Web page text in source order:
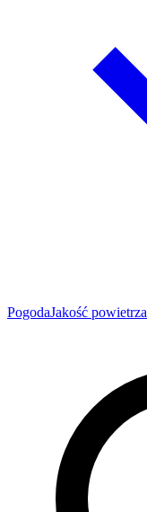
PogodaJakość powietrza